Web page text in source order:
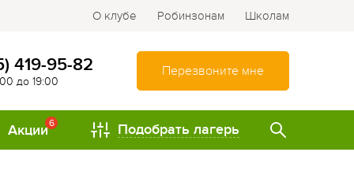
О клубе Робинзонам Школам
419-95-82
до 19:00
Перезвоните мне
Акции6 Подобрать лагерь